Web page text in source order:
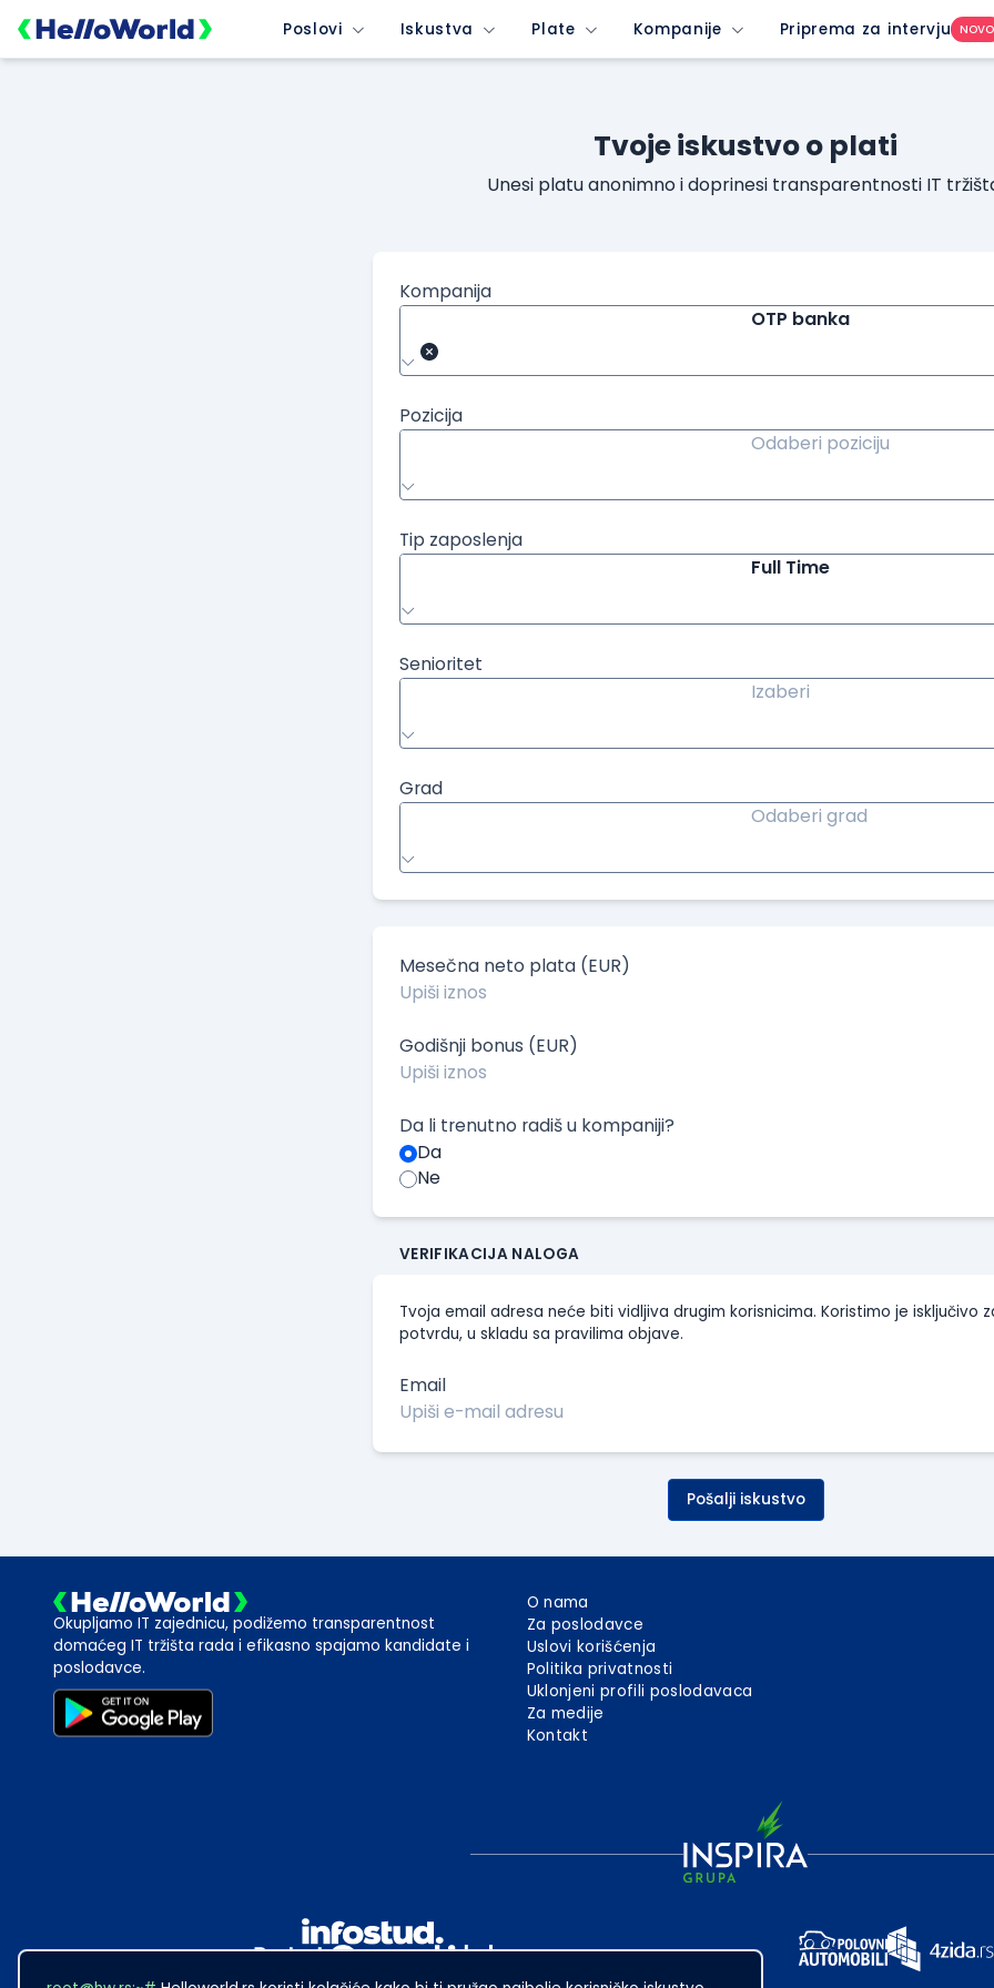
Poslovi Iskustva Plate Kompanije Priprema za intervju NOVO
Tvoje iskustvo o plati
Unesi platu anonimno i doprinesi transparentnosti IT
Kompanija
OTP banka
Pozicija
Odaberi poziciju
Tip zaposlenja
Full Time
Senioritet
Izaberi
Grad
Odaberi grad
Mesečna neto plata (EUR)
Godišnji bonus (EUR)
Da li trenutno radiš u kompaniji?
Da
Ne
VERIFIKACIJA NALOGA
Tvoja email adresa neće biti vidljiva drugim korisnicima. Koristimo je isključivo
potvrdu, u skladu sa pravilima objave.
Email
Pošalji iskustvo
Okupljamo IT zajednicu, podižemo transparentnost
domaćeg IT tržišta rada i efikasno spajamo kandidate i
poslodavce.
O nama
Za poslodavce
Uslovi korišćenja
Politika privatnosti
Uklonjeni profili poslodavaca
Za medije
Kontakt